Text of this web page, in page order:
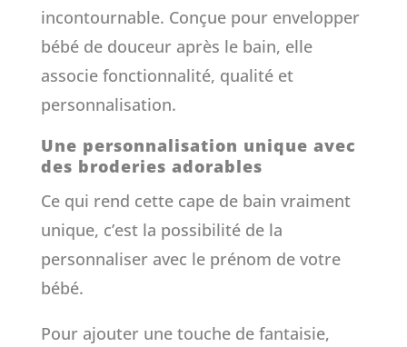
incontournable. Conçue pour envelopper
bébé de douceur après le bain, elle
associe fonctionnalité, qualité et
personnalisation.
Une personnalisation unique avec
des broderies adorables
Ce qui rend cette cape de bain vraiment
unique, c’est la possibilité de la
personnaliser avec le prénom de votre
bébé.
Pour ajouter une touche de fantaisie,